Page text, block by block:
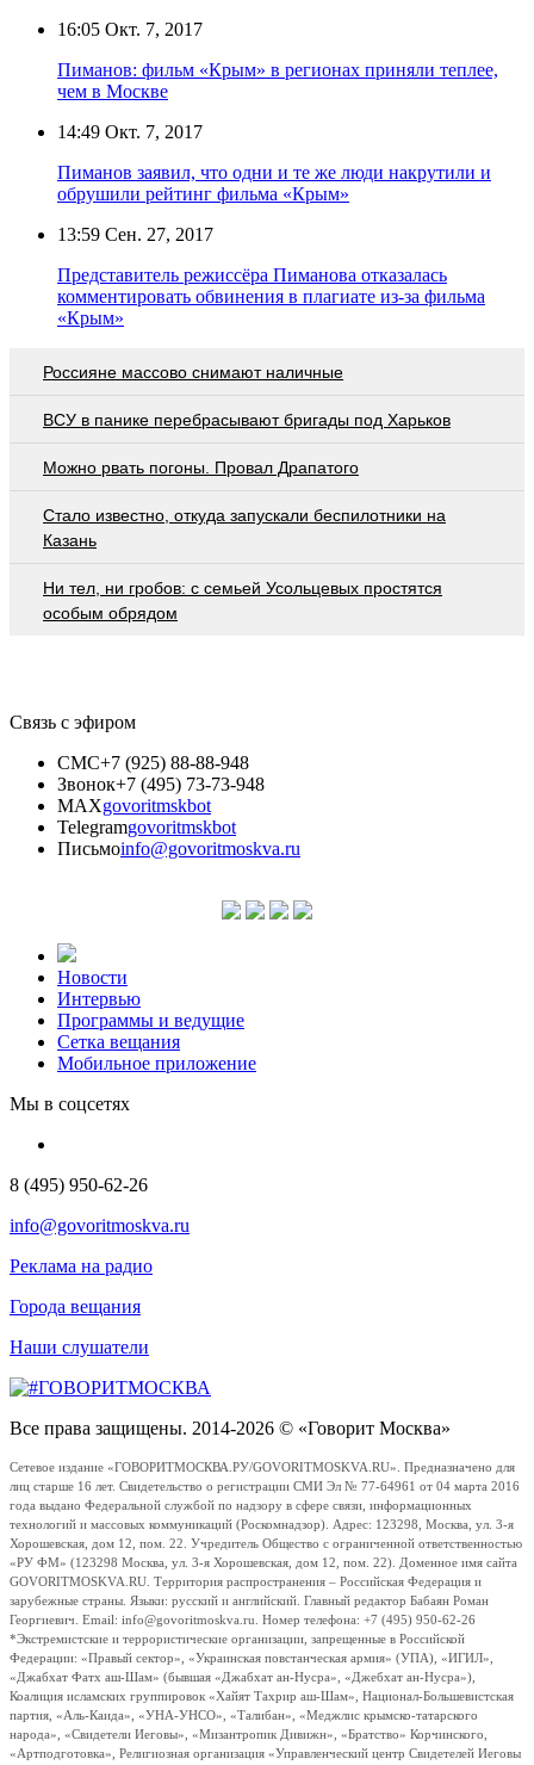
16:05 Окт. 7, 2017
Пиманов: фильм «Крым» в регионах приняли теплее,
чем в Москве
14:49 Окт. 7, 2017
Пиманов заявил, что одни и те же люди накрутили и
обрушили рейтинг фильма «Крым»
13:59 Сен. 27, 2017
Представитель режиссёра Пиманова отказалась
комментировать обвинения в плагиате из-за фильма
«Крым»
Россияне массово снимают наличные
ВСУ в панике перебрасывают бригады под Харьков
Можно рвать погоны. Провал Драпатого
Стало известно, откуда запускали беспилотники на
Казань
Ни тел, ни гробов: с семьей Усольцевых простятся
особым обрядом
Связь с эфиром
СМС+7 (925) 88-88-948
Звонок+7 (495) 73-73-948
MAXgovoritmskbot
Telegramgovoritmskbot
Письмоinfo@govoritmoskva.ru
Новости
Интервью
Программы и ведущие
Сетка вещания
Мобильное приложение
Мы в соцсетях
8 (495) 950-62-26
info@govoritmoskva.ru
Реклама на радио
Города вещания
Наши слушатели
Все права защищены. 2014-2026 © «Говорит Москва»
Сетевое издание «ГОВОРИТМОСКВА.РУ/GOVORITMOSKVA.RU». Предназначено для
лиц старше 16 лет. Свидетельство о регистрации СМИ Эл № 77-64961 от 04 марта 2016
года выдано Федеральной службой по надзору в сфере связи, информационных
технологий и массовых коммуникаций (Роскомнадзор). Адрес: 123298, Москва, ул. 3-я
Хорошевская, дом 12, пом. 22. Учредитель Общество с ограниченной ответственностью
«РУ ФМ» (123298 Москва, ул. 3-я Хорошевская, дом 12, пом. 22). Доменное имя сайта
GOVORITMOSKVA.RU. Территория распространения – Российская Федерация и
зарубежные страны. Языки: русский и английский. Главный редактор Бабаян Роман
Георгиевич. Email: info@govoritmoskva.ru. Номер телефона: +7 (495) 950-62-26
*Экстремистские и террористические организации, запрещенные в Российской
Федерации: «Правый сектор», «Украинская повстанческая армия» (УПА), «ИГИЛ»,
«Джабхат Фатх аш-Шам» (бывшая «Джабхат ан-Нусра», «Джебхат ан-Нусра»),
Коалиция исламских группировок «Хайят Тахрир аш-Шам», Национал-Большевистская
партия, «Аль-Каида», «УНА-УНСО», «Талибан», «Меджлис крымско-татарского
народа», «Свидетели Иеговы», «Мизантропик Дивижн», «Братство» Корчинского,
«Артподготовка», Религиозная организация «Управленческий центр Свидетелей Иеговы